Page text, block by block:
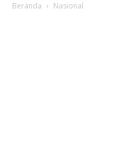
Beranda Nasional